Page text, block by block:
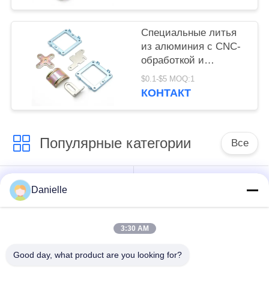
изготовление
металлических
деталей с высокой
Специальные литья
из алюминия с CNC-
обработкой и
обработкой,
обеспечивающие
изготовлением и
производительностью
$0.1-$5 MOQ:1
КОНТАКТ
Популярные категории Все
Отливки
алюминиевые Die
механической
КНК
Danielle
3:30 AM
Good day, what product are you looking for?